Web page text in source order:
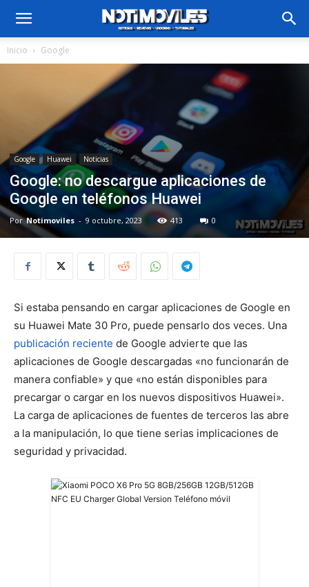
Inicio Google
Google Huawei Noticias
Google: no descargue aplicaciones de
Google en teléfonos Huawei
Por Notimoviles - 9 octubre, 2023 413 0
Si estaba pensando en cargar aplicaciones de Google en
su Huawei Mate 30 Pro, puede pensarlo dos veces. Una
publicación reciente de Google advierte que las
aplicaciones de Google descargadas «no funcionarán de
manera confiable» y que «no están disponibles para
precargar o cargar en los nuevos dispositivos Huawei».
La carga de aplicaciones de fuentes de terceros las abre
a la manipulación, lo que tiene serias implicaciones de
seguridad y privacidad.